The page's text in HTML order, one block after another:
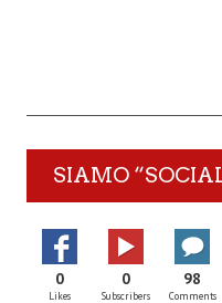
SIAMO
0
Likes
0
Subscribers
98
Comments